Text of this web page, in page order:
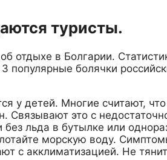
туристы.
отдыхе в Болгарии.
популярные болячки
у детей. Многие считают,
Связывают это с
льда в бутылке или
морскую воду.
с акклиматизацией. Не